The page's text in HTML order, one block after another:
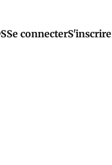
Se connecterS'inscrire